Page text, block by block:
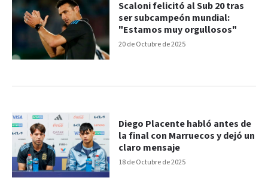
20 de Octubre de 2025
Scaloni felicitó al Sub 20 tras
ser subcampeón mundial:
"Estamos muy orgullosos"
18 de Octubre de 2025
Diego Placente habló antes de
la final con Marruecos y dejó un
claro mensaje